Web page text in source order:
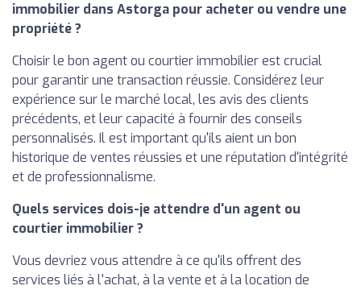
immobilier dans Astorga pour acheter ou vendre une
propriété ?
Choisir le bon agent ou courtier immobilier est crucial
pour garantir une transaction réussie. Considérez leur
expérience sur le marché local, les avis des clients
précédents, et leur capacité à fournir des conseils
personnalisés. Il est important qu'ils aient un bon
historique de ventes réussies et une réputation d'intégrité
et de professionnalisme.
Quels services dois-je attendre d'un agent ou
courtier immobilier ?
Vous devriez vous attendre à ce qu'ils offrent des
services liés à l'achat, à la vente et à la location de